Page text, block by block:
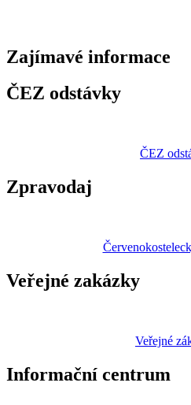
Zajímavé informace
ČEZ odstávky
ČEZ
Zpravodaj
Veřejné zakázky
Veřejné
Informační centrum